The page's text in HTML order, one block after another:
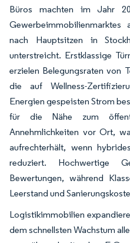
Büros machten im Jahr
nach Hauptsitzen in
unterstreicht. Erstklassige
erzielen Belegungsraten von
die auf Wellness-
Energien gespeisten Strom
für die Nähe zum
Annehmlichkeiten vor Ort,
aufrechterhält, wenn
reduziert. Hochwertige
Bewertungen, während
Leerstand und
Logistikimmobilien
dem schnellsten Wachstum